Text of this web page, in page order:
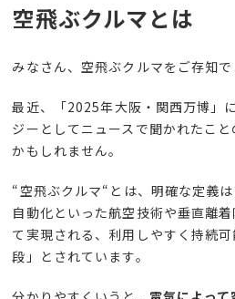
空飛ぶクルマとは
みなさん、空飛ぶクルマをご存知で
最近、「2025年大阪・関西万博」
ジーとしてニュースで聞かれたこ
かもしれません。
“空飛ぶクルマ“とは、明確な定義
自動化といった航空技術や垂直離
て実現される、利用しやすく持続
段」とされています。